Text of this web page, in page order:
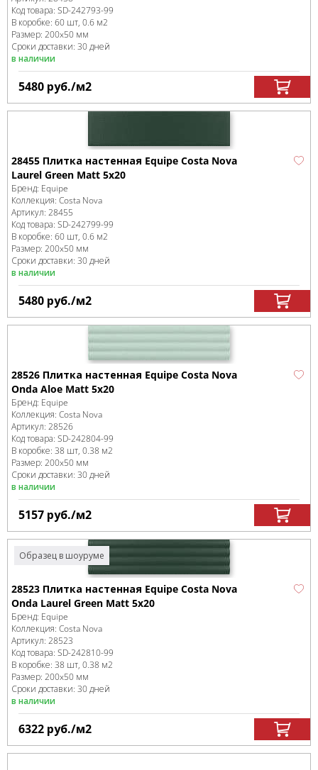
Код товара: SD-242793-99
В коробке: 60 шт, 0.6 м2
Размер: 200x50 мм
Сроки доставки: 30 дней
в наличии
5480 руб./м2
28455 Плитка настенная Equipe Costa Nova
Laurel Green Matt 5x20
Бренд: Equipe
Коллекция: Costa Nova
Артикул: 28455
Код товара: SD-242799-99
В коробке: 60 шт, 0.6 м2
Размер: 200x50 мм
Сроки доставки: 30 дней
в наличии
5480 руб./м2
28526 Плитка настенная Equipe Costa Nova
Onda Aloe Matt 5x20
Бренд: Equipe
Коллекция: Costa Nova
Артикул: 28526
Код товара: SD-242804-99
В коробке: 38 шт, 0.38 м2
Размер: 200x50 мм
Сроки доставки: 30 дней
в наличии
5157 руб./м2
Образец в шоуруме
28523 Плитка настенная Equipe Costa Nova
Onda Laurel Green Matt 5x20
Бренд: Equipe
Коллекция: Costa Nova
Артикул: 28523
Код товара: SD-242810-99
В коробке: 38 шт, 0.38 м2
Размер: 200x50 мм
Сроки доставки: 30 дней
в наличии
6322 руб./м2